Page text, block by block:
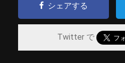
シェアする
Twitter で